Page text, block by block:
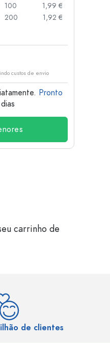
100
1,99 €
200
1,92 €
custos de envio
Pronto
carrinho de
de clientes